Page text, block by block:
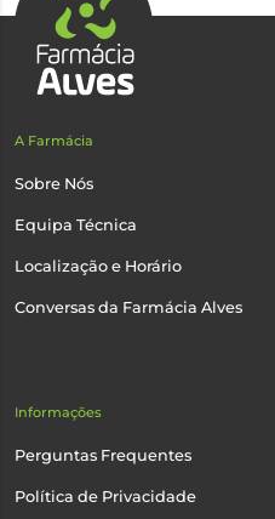
A Farmácia
Sobre Nós
Equipa Técnica
Localização e Horário
Conversas da Farmácia Alves
Informações
Perguntas Frequentes
Política de Privacidade